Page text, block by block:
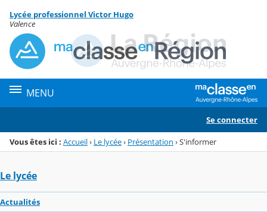
Menu de la rubrique
Contenu
Lycée professionnel Victor Hugo
Valence
MENU
Se connecter
Vous êtes ici : Accueil› Le lycée› Présentation ›S'informer
Le lycée
Actualités